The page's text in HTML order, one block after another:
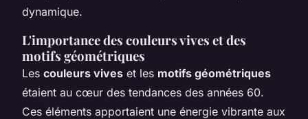
dynamique.
L'importance des couleurs vives et des
motifs géométriques
Les couleurs vives et les motifs géométriques
étaient au cœur des tendances des années 60.
Ces éléments apportaient une énergie vibrante aux